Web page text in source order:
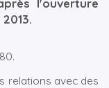
l'ouverture
relations avec des